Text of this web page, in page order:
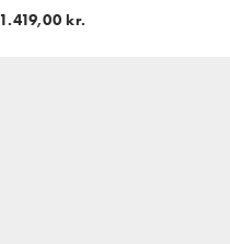
og pochette-design
1.419,00 kr.